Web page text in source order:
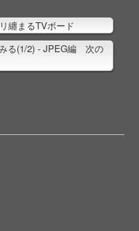
纏まるTVボード
る(1/2) - JPEG編 次の